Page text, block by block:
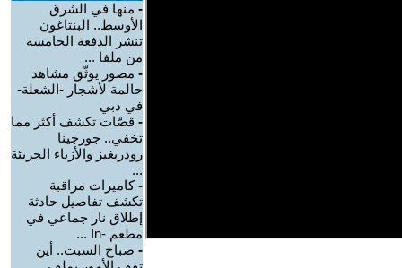
- منها في الشرق
الأوسط.. البنتاغون
تنشر الدفعة الخامسة
من ملفا ...
- مصور يوثّق مشاهد
حالمة لأشجار -الشعلة-
في دبي
- قصّات تكشف أكثر مما
تخفي.. جورجينا
رودريغيز والأزياء الجريئة
...
-كاميرات مراقبة
تكشف تفاصيل حادثة
إطلاق نار جماعي في
مطعم -In ...
- صباح السبت.. أين